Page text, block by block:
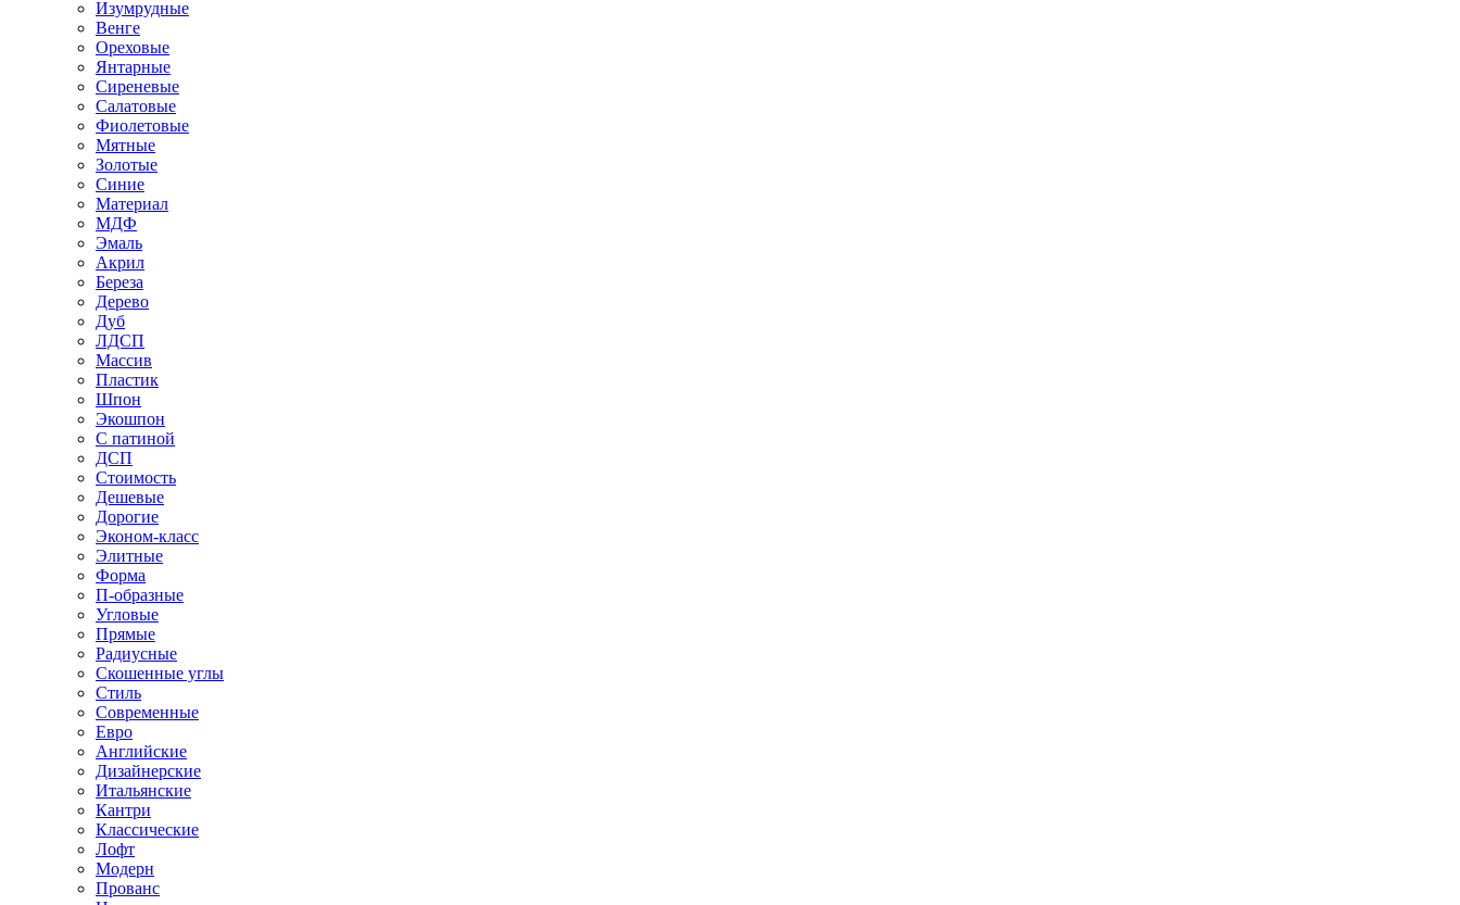
Изумрудные
Венге
Ореховые
Янтарные
Сиреневые
Салатовые
Фиолетовые
Мятные
Золотые
Синие
Материал
МДФ
Эмаль
Акрил
Береза
Дерево
Дуб
ЛДСП
Массив
Пластик
Шпон
Экошпон
С патиной
ДСП
Стоимость
Дешевые
Дорогие
Эконом-класс
Элитные
Форма
П-образные
Угловые
Прямые
Радиусные
Скошенные углы
Стиль
Современные
Евро
Английские
Дизайнерские
Итальянские
Кантри
Классические
Лофт
Модерн
Прованс